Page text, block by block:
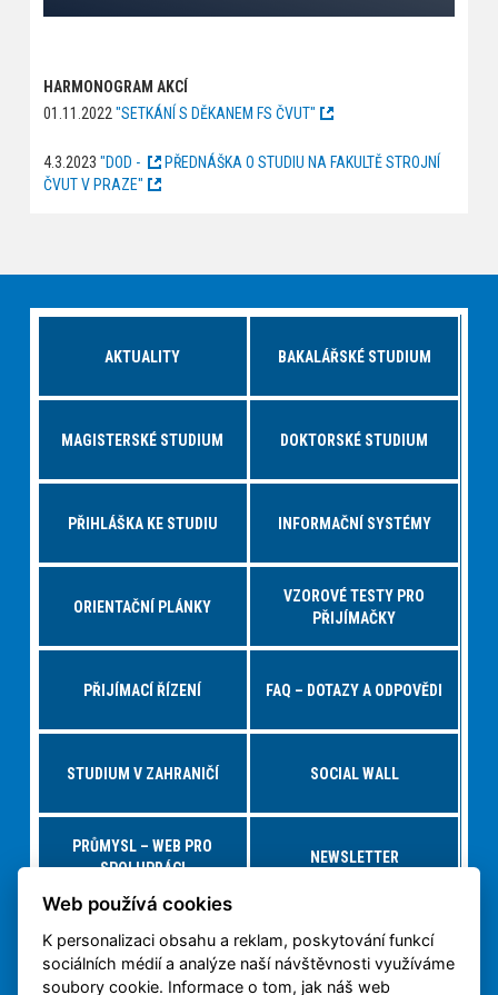
HARMONOGRAM AKCÍ
01.11.2022"SETKÁNÍ S DĚKANEM FS ČVUT"
4.3.2023 "DOD -
PŘEDNÁŠKA O STUDIU NA FAKULTĚ STROJNÍ
ČVUT V PRAZE"
AKTUALITY BAKALÁŘSKÉ STUDIUM
MAGISTERSKÉ STUDIUM DOKTORSKÉ STUDIUM
PŘIHLÁŠKA KE STUDIU INFORMAČNÍ SYSTÉMY
ORIENTAČNÍ PLÁNKY
VZOROVÉ TESTY PRO
PŘIJÍMAČKY
PŘIJÍMACÍ ŘÍZENÍ FAQ – DOTAZY A ODPOVĚDI
STUDIUM V ZAHRANIČÍ SOCIAL WALL
PRŮMYSL – WEB PRO
SPOLUPRÁCI
NEWSLETTER
NABÍDKY PRÁCE – JOBS FS VIRTUÁLNÍ PROHLÍDKA
Web používá cookies
K personalizaci obsahu a reklam, poskytování funkcí
sociálních médií a analýze naší návštěvnosti využíváme
soubory cookie. Informace o tom, jak náš web